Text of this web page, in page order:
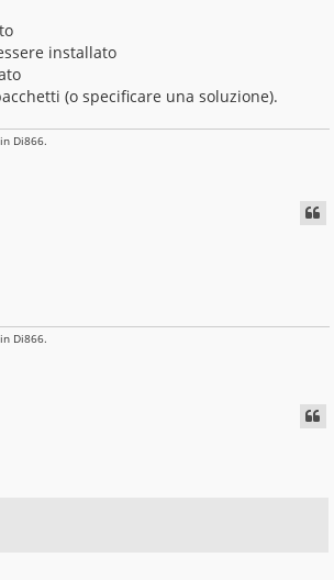
installato
(o specificare una soluzione).
Di866.
Di866.